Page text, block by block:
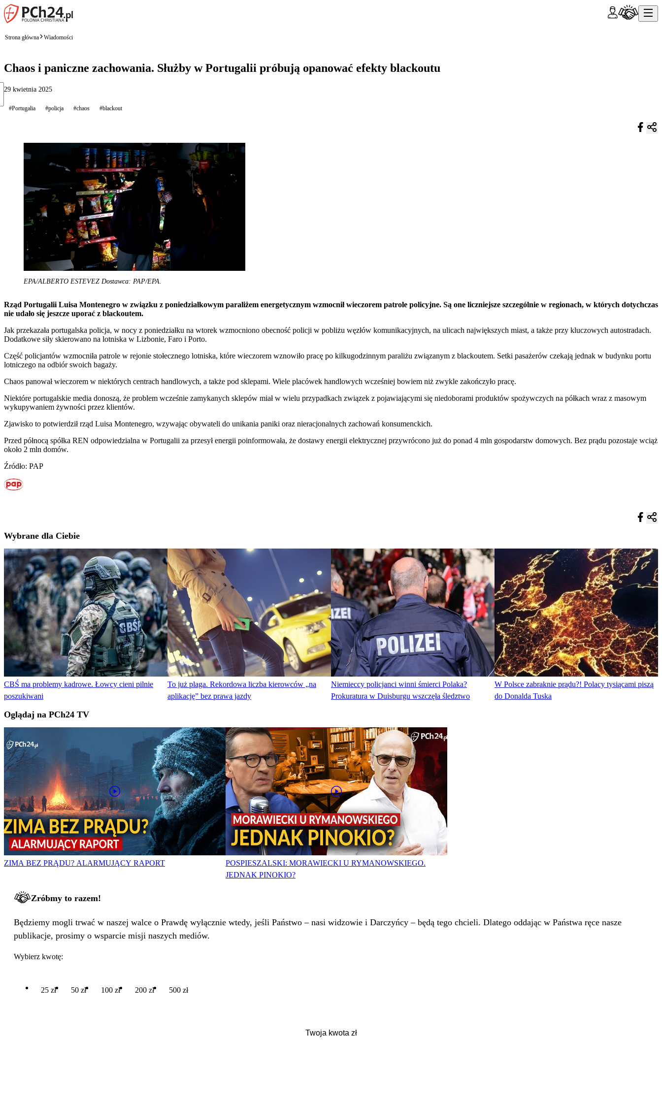
Strona główna Wiadomości
Chaos i paniczne zachowania. Służby w Portugalii próbują opanować efekty blackoutu
29 kwietnia 2025
#Portugalia #policja #chaos #blackout
EPA/ALBERTO ESTEVEZ Dostawca: PAP/EPA.
Rząd Portugalii Luisa Montenegro w związku z poniedziałkowym paraliżem energetycznym wzmocnił wieczorem patrole policyjne. Są one liczniejsze szczególnie w regionach, w których dotychczas
nie udało się jeszcze uporać z blackoutem.
Jak przekazała portugalska policja, w nocy z poniedziałku na wtorek wzmocniono obecność policji w pobliżu węzłów komunikacyjnych, na ulicach największych miast, a także przy kluczowych autostradach.
Dodatkowe siły skierowano na lotniska w Lizbonie, Faro i Porto.
Część policjantów wzmocniła patrole w rejonie stołecznego lotniska, które wieczorem wznowiło pracę po kilkugodzinnym paraliżu związanym z blackoutem. Setki pasażerów czekają jednak w budynku portu
lotniczego na odbiór swoich bagaży.
Chaos panował wieczorem w niektórych centrach handlowych, a także pod sklepami. Wiele placówek handlowych wcześniej bowiem niż zwykle zakończyło pracę.
Niektóre portugalskie media donoszą, że problem wcześnie zamykanych sklepów miał w wielu przypadkach związek z pojawiającymi się niedoborami produktów spożywczych na półkach wraz z masowym
wykupywaniem żywności przez klientów.
Zjawisko to potwierdził rząd Luisa Montenegro, wzywając obywateli do unikania paniki oraz nieracjonalnych zachowań konsumenckich.
Przed północą spółka REN odpowiedzialna w Portugalii za przesył energii poinformowała, że dostawy energii elektrycznej przywrócono już do ponad 4 mln gospodarstw domowych. Bez prądu pozostaje wciąż
około 2 mln domów.
Źródło: PAP
Wybrane dla Ciebie
CBŚ ma problemy kadrowe. Łowcy cieni pilnie
poszukiwani
To już plaga. Rekordowa liczba kierowców „na
aplikację” bez prawa jazdy
Niemieccy policjanci winni śmierci Polaka?
Prokuratura w Duisburgu wszczęła śledztwo
W Polsce zabraknie prądu?! Polacy tysiącami piszą
do Donalda Tuska
Oglądaj na PCh24 TV
ZIMA BEZ PRĄDU? ALARMUJĄCY RAPORT
POSPIESZALSKI: MORAWIECKI U RYMANOWSKIEGO.
JEDNAK PINOKIO?
Zróbmy to razem!
Będziemy mogli trwać w naszej walce o Prawdę wyłącznie wtedy, jeśli Państwo – nasi widzowie i Darczyńcy – będą tego chcieli. Dlatego oddając w Państwa ręce nasze
publikacje, prosimy o wsparcie misji naszych mediów.
Wybierz kwotę:
25 zł 50 zł 100 zł 200 zł 500 zł